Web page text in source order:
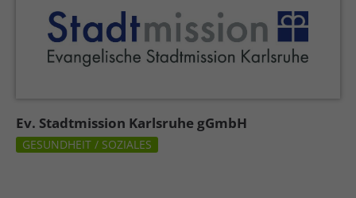
Ev. Stadtmission Karlsruhe gGmbH
GESUNDHEIT / SOZIALES